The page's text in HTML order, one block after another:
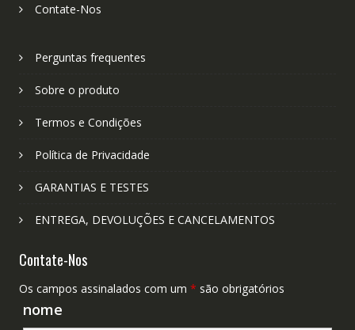
Contate-Nos
Perguntas frequentes
Sobre o produto
Termos e Condições
Política de Privacidade
GARANTIAS E TESTES
ENTREGA, DEVOLUÇÕES E CANCELAMENTOS
Contate-Nos
Os campos assinalados com um * são obrigatórios
nome